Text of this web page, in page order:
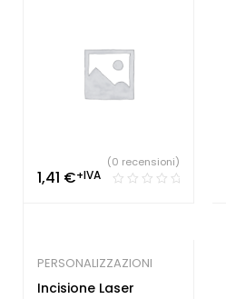
1,41 €+IVA
(0 recensioni)
PERSONALIZZAZIONI
Incisione Laser